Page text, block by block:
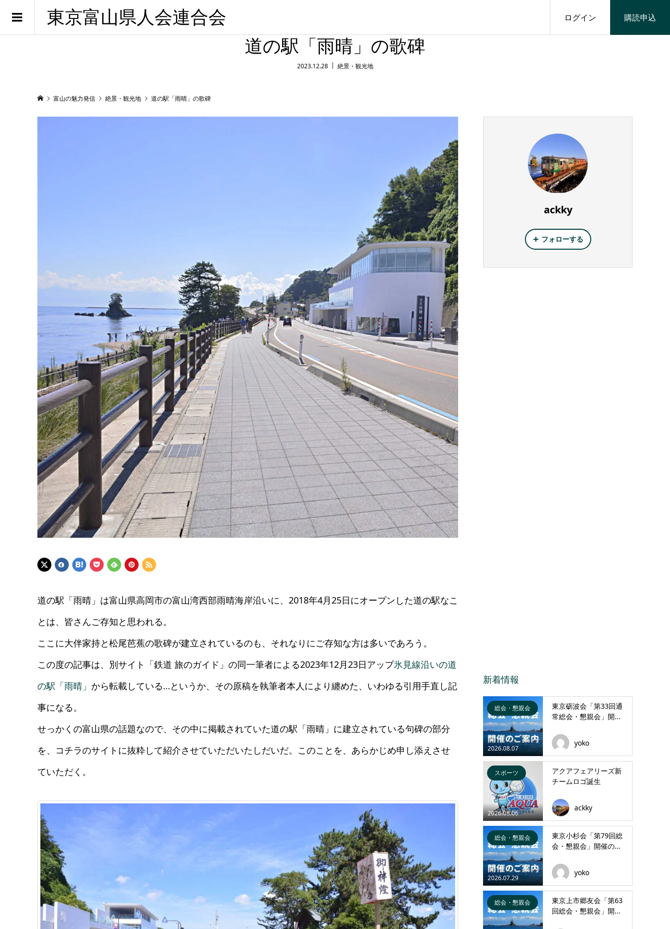
東京富山県人会連合会 ログイン 購読申込
道の駅「雨晴」の歌碑
2023.12.28 絶景・観光地
富山の魅力発信 絶景・観光地 道の駅「雨晴」の歌碑
道の駅「雨晴」は富山県高岡市の富山湾西部雨晴海岸沿いに、2018年4月25日にオープンした道の駅なこ
とは、皆さんご存知と思われる。
ここに大伴家持と松尾芭蕉の歌碑が建立されているのも、それなりにご存知な方は多いであろう。
この度の記事は、別サイト「鉄道 旅のガイド」の同一筆者による2023年12月23日アップ氷見線沿いの道
の駅「雨晴」 から転載している…というか、その原稿を執筆者本人により纏めた、いわゆる引用手直し記
事になる。
せっかくの富山県の話題なので、その中に掲載されていた道の駅「雨晴」に建立されている句碑の部分
を、コチラのサイトに抜粋して紹介させていただいたしだいだ。このことを、あらかじめ申し添えさせ
ていただく。
ackky
フォローする
新着情報
2026.08.07
総会・懇親会
東京砺波会「第33回通
常総会・懇親会」開...
yoko
2026.08.06
スポーツ
アクアフェアリーズ新
チームロゴ誕生
ackky
2026.07.29
総会・懇親会
東京小杉会「第79回総
会・懇親会」開催の...
yoko
総会・懇親会
東京上市郷友会「第63
回総会・懇親会」開...